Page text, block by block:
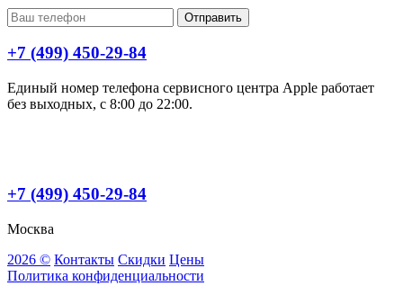
Отправить
+7 (499) 450-29-84
Единый номер телефона сервисного центра Apple работает
без выходных, с 8:00 до 22:00.
+7 (499) 450-29-84
Москва
2026 © Контакты Скидки Цены
Политика конфиденциальности